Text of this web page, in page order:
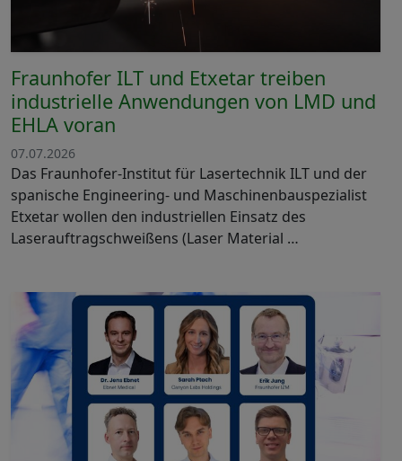
Fraunhofer ILT und Etxetar treiben
industrielle Anwendungen von LMD und
EHLA voran
07.07.2026
Das Fraunhofer-Institut für Lasertechnik ILT und der
spanische Engineering- und Maschinenbauspezialist
Etxetar wollen den industriellen Einsatz des
Laserauftragschweißens (Laser Material …